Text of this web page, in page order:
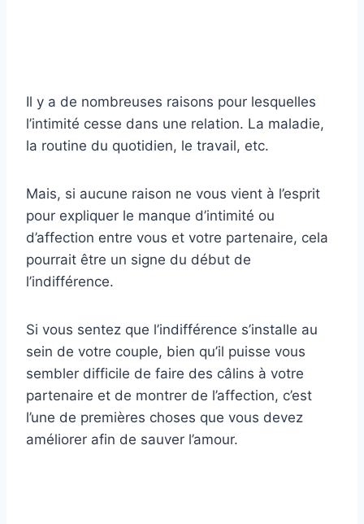
Il y a de nombreuses raisons pour lesquelles
l’intimité cesse dans une relation. La maladie,
la routine du quotidien, le travail, etc.
Mais, si aucune raison ne vous vient à l’esprit
pour expliquer le manque d’intimité ou
d’affection entre vous et votre partenaire, cela
pourrait être un signe du début de
l’indifférence.
Si vous sentez que l’indifférence s’installe au
sein de votre couple, bien qu’il puisse vous
sembler difficile de faire des câlins à votre
partenaire et de montrer de l’affection, c’est
l’une de premières choses que vous devez
améliorer afin de sauver l’amour.